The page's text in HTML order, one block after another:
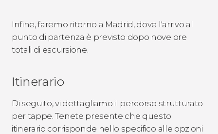
Infine, faremo ritorno a Madrid, dove l'arrivo al
punto di partenza è previsto dopo nove ore
totali di escursione.
Itinerario
Di seguito, vi dettagliamo il percorso strutturato
per tappe. Tenete presente che questo
itinerario corrisponde nello specifico alle opzioni